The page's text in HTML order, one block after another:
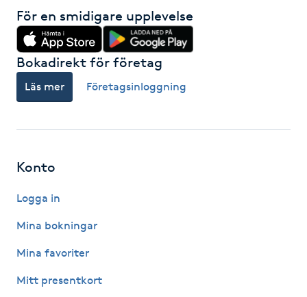
Hot yoga
Hudföryngring
Huduppstramning
Hypnos
För en smidigare upplevelse
Bokadirekt för företag
Läs mer Företagsinloggning
Konto
Logga in
Mina bokningar
Mina favoriter
Mitt presentkort